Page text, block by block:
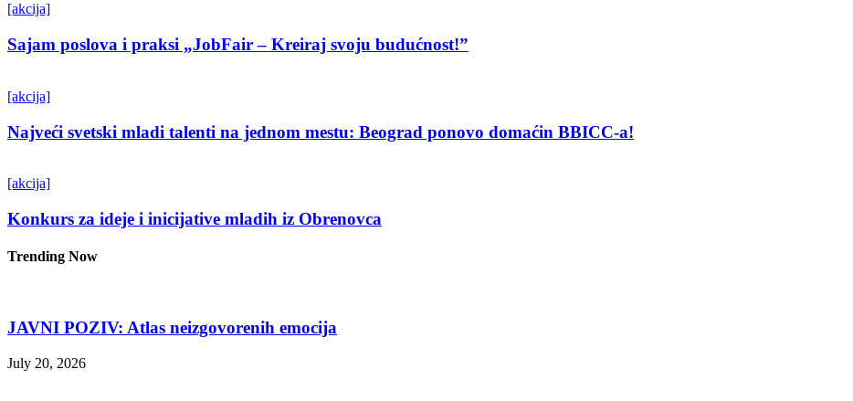
[akcija]
Sajam poslova i praksi „JobFair – Kreiraj svoju budućnost!”
[akcija]
Najveći svetski mladi talenti na jednom mestu: Beograd ponovo domaćin BBICC-a!
[akcija]
Konkurs za ideje i inicijative mladih iz Obrenovca
Trending Now
JAVNI POZIV: Atlas neizgovorenih emocija
July 20, 2026